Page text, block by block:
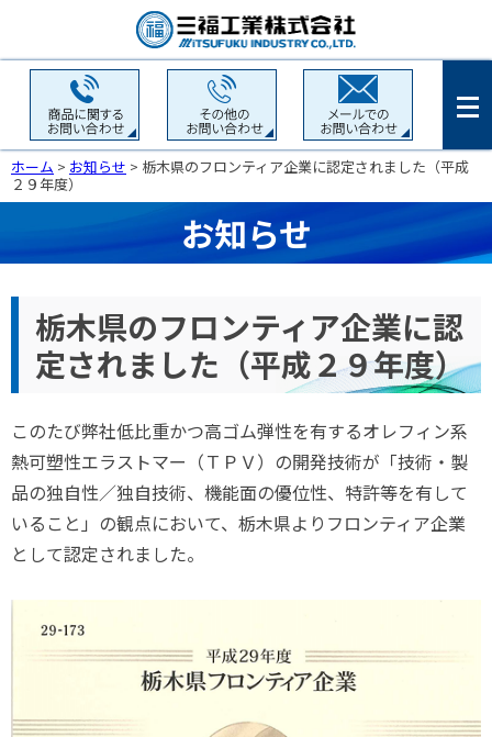
ホーム > お知らせ > 栃木県のフロンティア企業に認定されました（平成
２９年度）
お知らせ
栃木県のフロンティア企業に認
定されました（平成２９年度）
このたび弊社低比重かつ高ゴム弾性を有するオレフィン系
熱可塑性エラストマー（ＴＰＶ）の開発技術が「技術・製
品の独自性／独自技術、機能面の優位性、特許等を有して
いること」の観点において、栃木県よりフロンティア企業
として認定されました。